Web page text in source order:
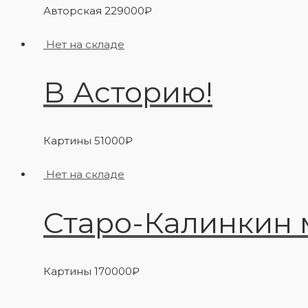
Авторская 229000₽
Нет на складе
В Асторию!
Картины 51000₽
Нет на складе
Старо-Калинкин
Картины 170000₽